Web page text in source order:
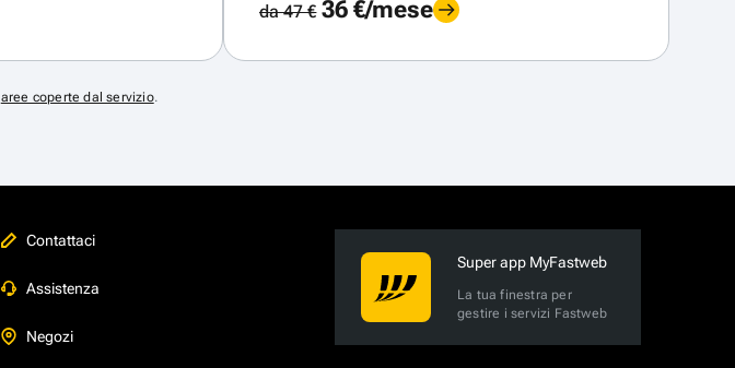
da 47 €36 €/mese
aree coperte dal servizio.
Contattaci
Assistenza
Negozi
Super app MyFastweb
La tua finestra per
gestire i servizi Fastweb